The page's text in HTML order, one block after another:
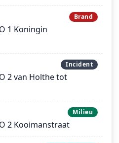
Brand
1 Koningin
Incident
2 van Holthe tot
Milieu
2 Kooimanstraat